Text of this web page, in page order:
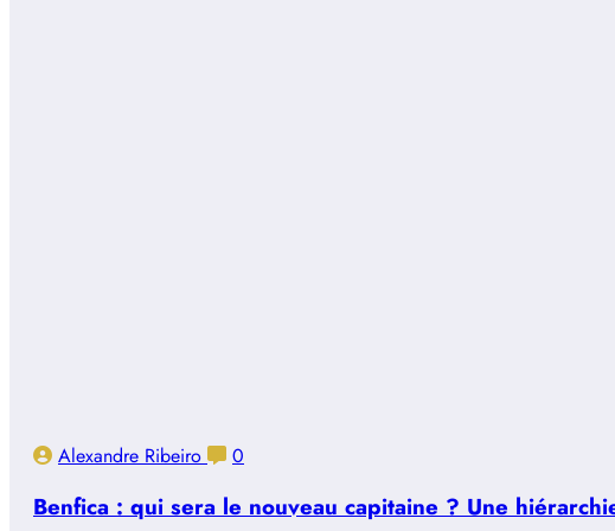
Alexandre Ribeiro 0
Benfica : qui sera le nouveau capitaine ? Une